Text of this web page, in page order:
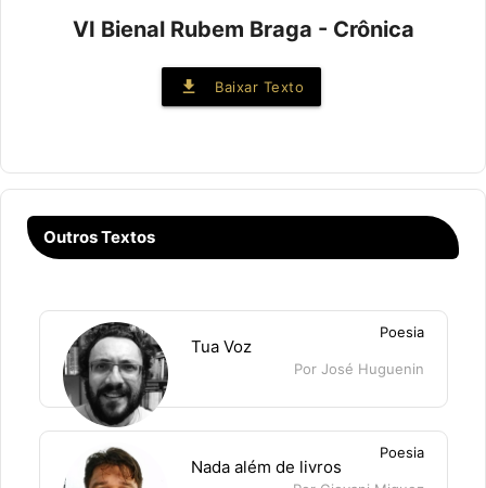
VI Bienal Rubem Braga - Crônica
file_download Baixar Texto
Outros Textos
Poesia
Tua Voz
Por José Huguenin
Poesia
Nada além de livros